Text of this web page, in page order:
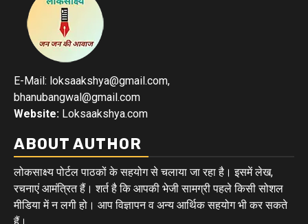
E-Mail: loksaakshya@gmail.com,
bhanubangwal@gmail.com
Website: Loksaakshya.com
ABOUT AUTHOR
लोकसाक्ष्य पोर्टल पाठकों के सहयोग से चलाया जा रहा है। इसमें लेख,
रचनाएं आमंत्रित हैं। शर्त है कि आपकी भेजी सामग्री पहले किसी सोशल
मीडिया में न लगी हो। आप विज्ञापन व अन्य आर्थिक सहयोग भी कर सकते